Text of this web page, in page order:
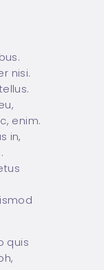
nisi.
enim.
in,
quis